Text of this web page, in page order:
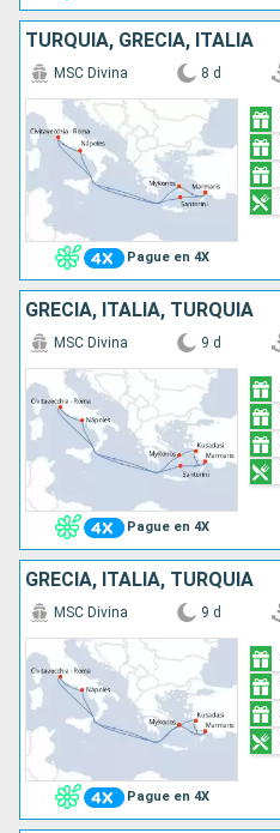
TURQUÍA, GRECIA, ITALIA
Pague en 4X
MSC Divina 8 d
GRECIA, ITALIA, TURQUÍA
Pague en 4X
MSC Divina 9 d
GRECIA, ITALIA, TURQUÍA
Pague en 4X
MSC Divina 9 d